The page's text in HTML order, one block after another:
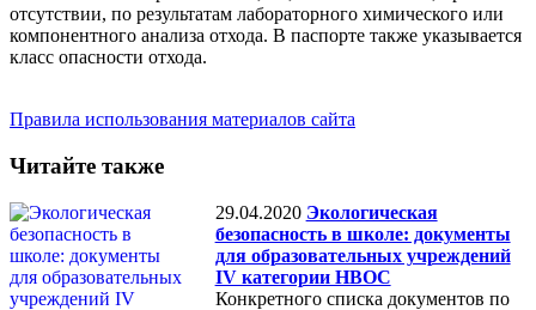
отсутствии, по результатам лабораторного химического или
компонентного анализа отхода. В паспорте также указывается
класс опасности отхода.
Правила использования материалов сайта
Читайте также
29.04.2020 Экологическая
безопасность в школе: документы
для образовательных учреждений
IV категории НВОС
Конкретного списка документов по